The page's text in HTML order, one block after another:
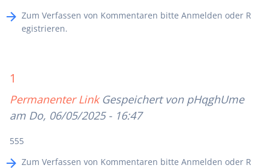
Zum Verfassen von Kommentaren bitte Anmelden oder R
egistrieren.
1
Permanenter Link Gespeichert von pHqghUme
am Do, 06/05/2025 - 16:47
555
Zum Verfassen von Kommentaren bitte Anmelden oder R